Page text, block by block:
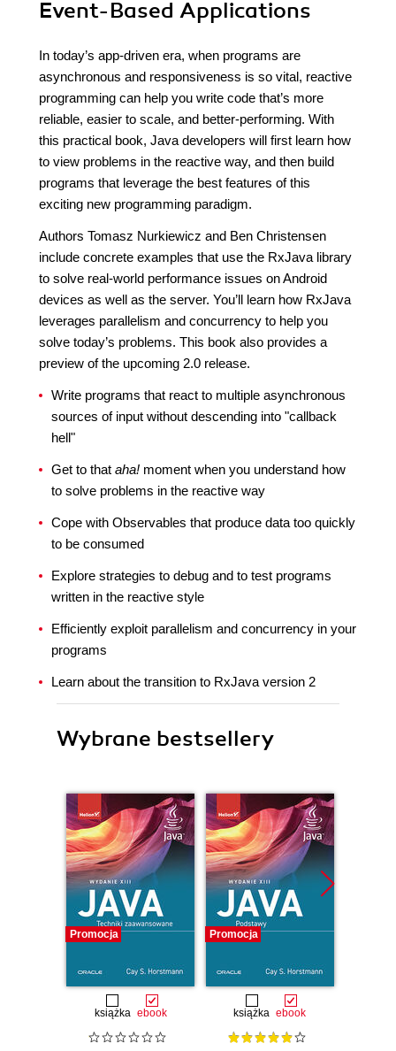
Event-Based Applications
In today’s app-driven era, when programs are
asynchronous and responsiveness is so vital, reactive
programming can help you write code that’s more
reliable, easier to scale, and better-performing. With
this practical book, Java developers will first learn how
to view problems in the reactive way, and then build
programs that leverage the best features of this
exciting new programming paradigm.
Authors Tomasz Nurkiewicz and Ben Christensen
include concrete examples that use the RxJava library
to solve real-world performance issues on Android
devices as well as the server. You’ll learn how RxJava
leverages parallelism and concurrency to help you
solve today’s problems. This book also provides a
preview of the upcoming 2.0 release.
Write programs that react to multiple asynchronous
sources of input without descending into "callback
hell"
Get to that aha! moment when you understand how
to solve problems in the reactive way
Cope with Observables that produce data too quickly
to be consumed
Explore strategies to debug and to test programs
written in the reactive style
Efficiently exploit parallelism and concurrency in your
programs
Learn about the transition to RxJava version 2
Wybrane bestsellery
Promocja
książka ebook
Promocja
książka ebook